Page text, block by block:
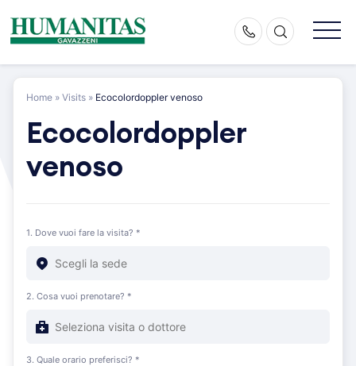
content
Home » Visits » Ecocolordoppler venoso
Ecocolordoppler
venoso
1. Dove vuoi fare la visita? *
2. Cosa vuoi prenotare? *
3. Quale orario preferisci? *